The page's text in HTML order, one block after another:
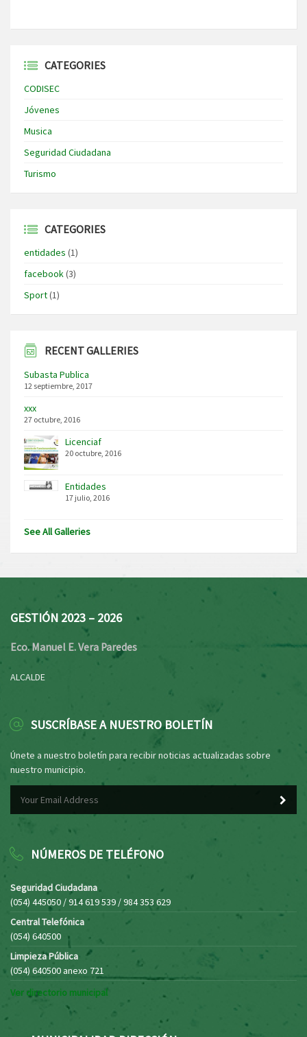
CATEGORIES
CODISEC
Jóvenes
Musica
Seguridad Ciudadana
Turismo
CATEGORIES
entidades (1)
facebook(3)
Sport(1)
RECENT GALLERIES
Subasta Publica
12 septiembre, 2017
xxx
27 octubre, 2016
Licenciaf
20 octubre, 2016
Entidades
17 julio, 2016
See All Galleries
GESTIÓN 2023 – 2026
Eco. Manuel E. Vera Paredes
ALCALDE
SUSCRÍBASE A NUESTRO BOLETÍN
Únete a nuestro boletín para recibir noticias actualizadas sobre
nuestro municipio.
NÚMEROS DE TELÉFONO
Seguridad Ciudadana
(054) 445050 / 914 619 539 / 984 353 629
Central Telefónica
(054) 640500
Limpieza Pública
(054) 640500 anexo 721
Ver directorio municipal